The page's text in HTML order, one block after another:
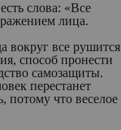
слова: «Все
лица.
вокруг все рушится
способ пронести
самозащиты.
перестанет
потому что веселое